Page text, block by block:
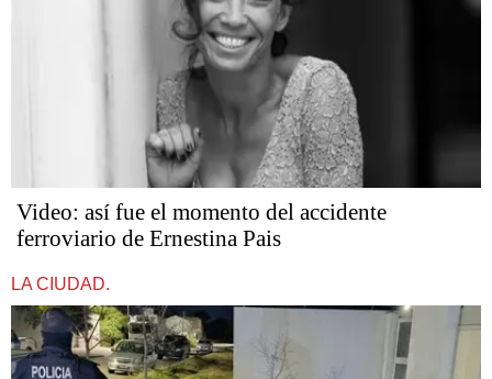
Video: así fue el momento del accidente
ferroviario de Ernestina Pais
LA CIUDAD.